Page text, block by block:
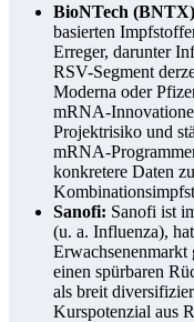
BioNTech
basierten
Erreger, darunter
RSV-Segment
Moderna oder
mRNA-
Projektrisiko und
mRNA-
konkretere Daten
Sanofi: Sanofi ist
(u. a. Influenza),
einen spürbaren
als breit
Kurspotenzial aus